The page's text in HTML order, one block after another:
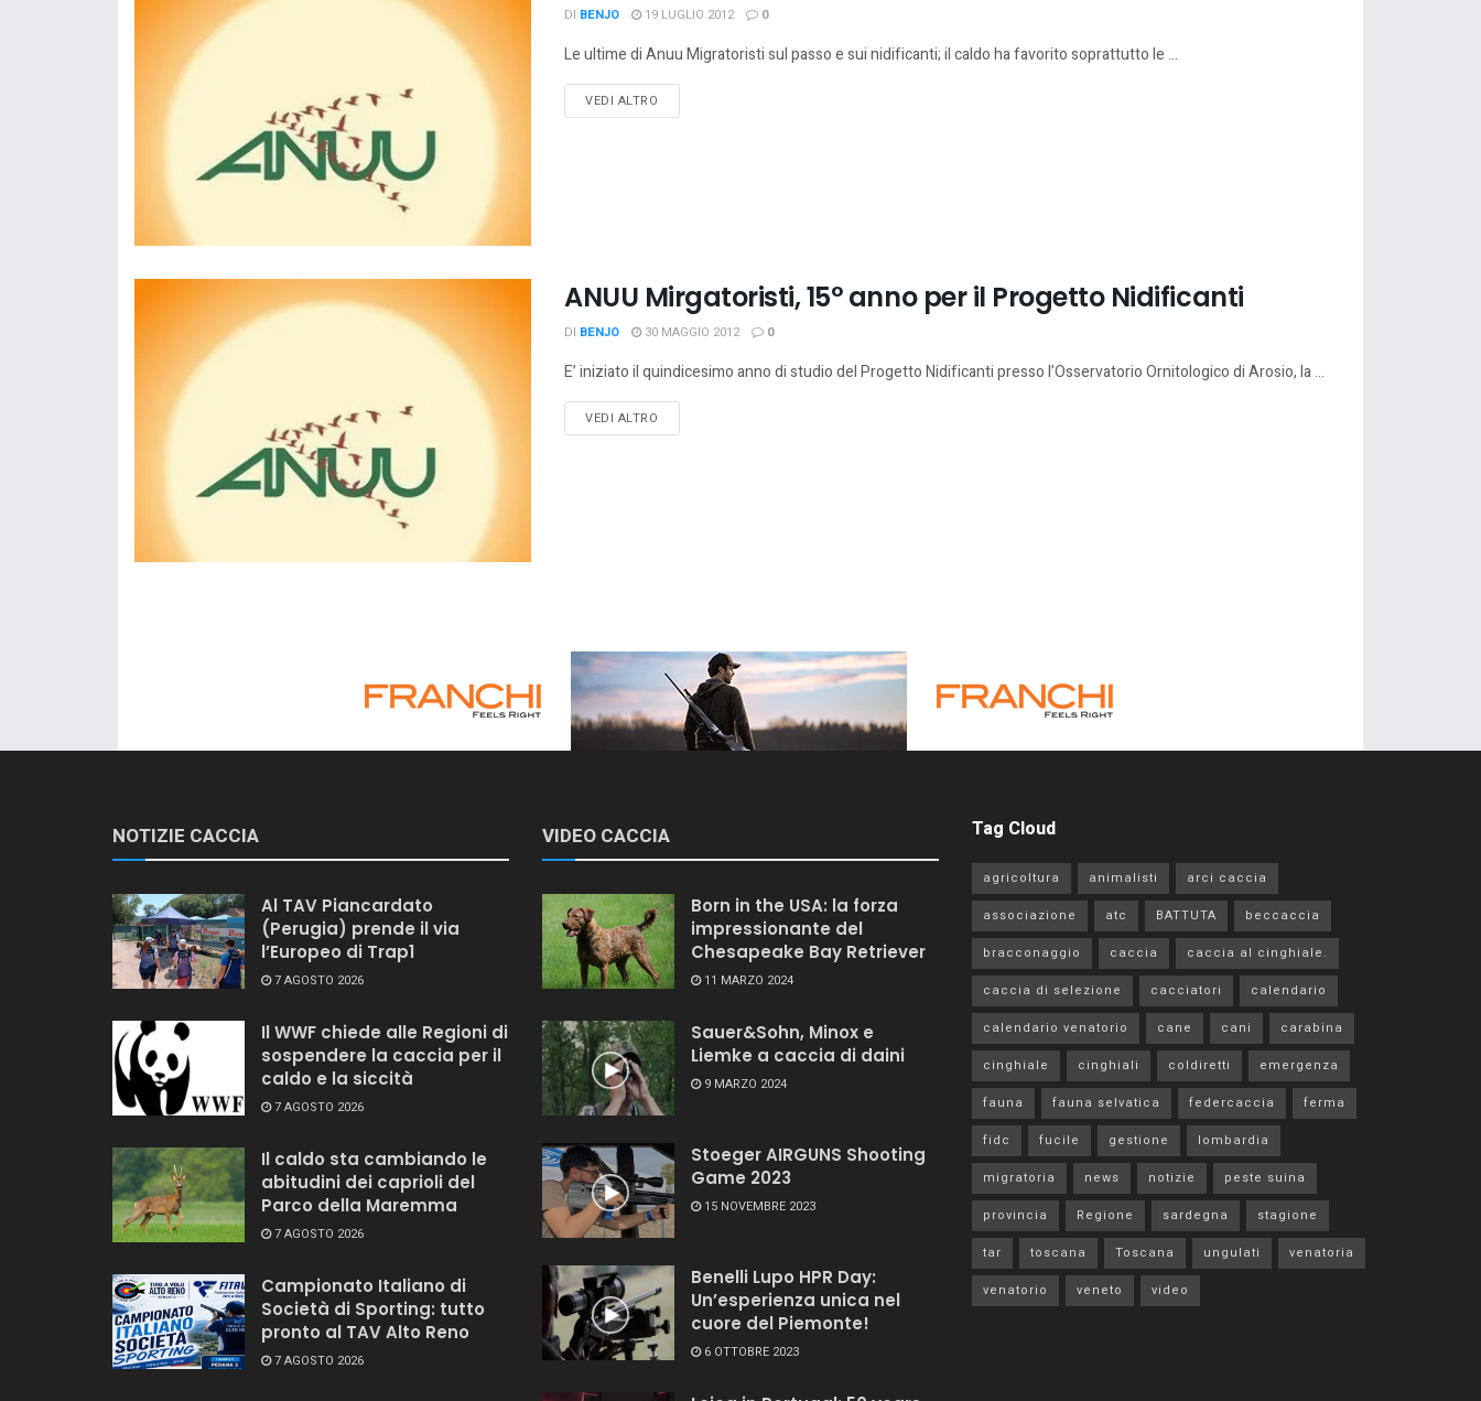
DI BENJO 19 LUGLIO 2012 0
Le ultime di Anuu Migratoristi sul passo e sui nidificanti; il caldo ha favorito soprattutto le ...
VEDI ALTRO
ANUU Mirgatoristi, 15° anno per il Progetto Nidificanti
DI BENJO 30 MAGGIO 2012 0
E’ iniziato il quindicesimo anno di studio del Progetto Nidificanti presso l’Osservatorio Ornitologico di Arosio, la ...
VEDI ALTRO
NOTIZIE CACCIA
Al TAV Piancardato
(Perugia) prende il via
l’Europeo di Trap1
7 AGOSTO 2026
Il WWF chiede alle Regioni di
sospendere la caccia per il
caldo e la siccità
7 AGOSTO 2026
Il caldo sta cambiando le
abitudini dei caprioli del
Parco della Maremma
7 AGOSTO 2026
Campionato Italiano di
Società di Sporting: tutto
pronto al TAV Alto Reno
7 AGOSTO 2026
VIDEO CACCIA
Born in the USA: la forza
impressionante del
Chesapeake Bay Retriever
11 MARZO 2024
Sauer&Sohn, Minox e
Liemke a caccia di daini
9 MARZO 2024
Stoeger AIRGUNS Shooting
Game 2023
15 NOVEMBRE 2023
Benelli Lupo HPR Day:
Un’esperienza unica nel
cuore del Piemonte!
6 OTTOBRE 2023
Tag Cloud
agricoltura animalisti
arci caccia
associazione
atc BATTUTA
beccaccia
bracconaggio
caccia
caccia al cinghiale.
caccia di selezione
cacciatori
calendario
calendario venatorio
cane cani
carabina
cinghiale
cinghiali coldiretti
emergenza
fauna
fauna selvatica federcaccia
ferma
fidc
fucile gestione
lombardia
migratoria
news notizie
peste suina
provincia
Regione sardegna
stagione
tar
toscana Toscana ungulati
venatoria
venatorio
veneto video